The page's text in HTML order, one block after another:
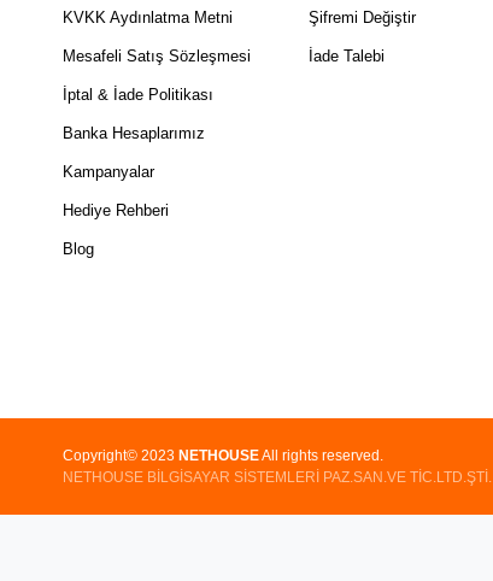
KVKK Aydınlatma Metni
Mesafeli Satış Sözleşmesi
İptal & İade Politikası
Banka Hesaplarımız
Kampanyalar
Hediye Rehberi
Blog
Şifremi Değiştir
İade Talebi
Copyright© 2023 NETHOUSEAll rights reserved.
NETHOUSE BİLGİSAYAR SİSTEMLERİ PAZ.SAN.VE TİC.LTD.ŞTİ.